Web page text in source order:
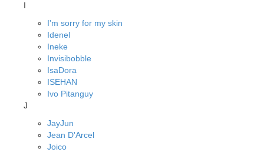
I
I'm sorry for my skin
Idenel
Ineke
Invisibobble
IsaDora
ISEHAN
Ivo Pitanguy
J
JayJun
Jean D'Arcel
Joico